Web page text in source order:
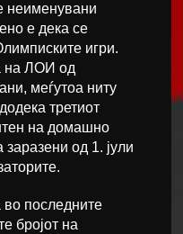
неименувани
е дека се
игри.
на ЛОИ од
меѓутоа ниту
третиот
на домашно
од 1. јули
во последните
бројот на